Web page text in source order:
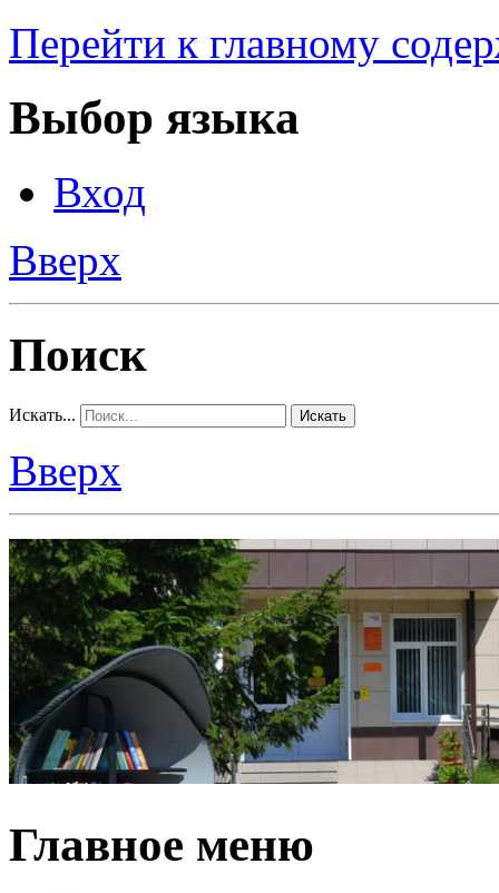
Перейти к главному
Выбор языка
Вход
Вверх
Поиск
Искать... Искать
Вверх
Главное меню